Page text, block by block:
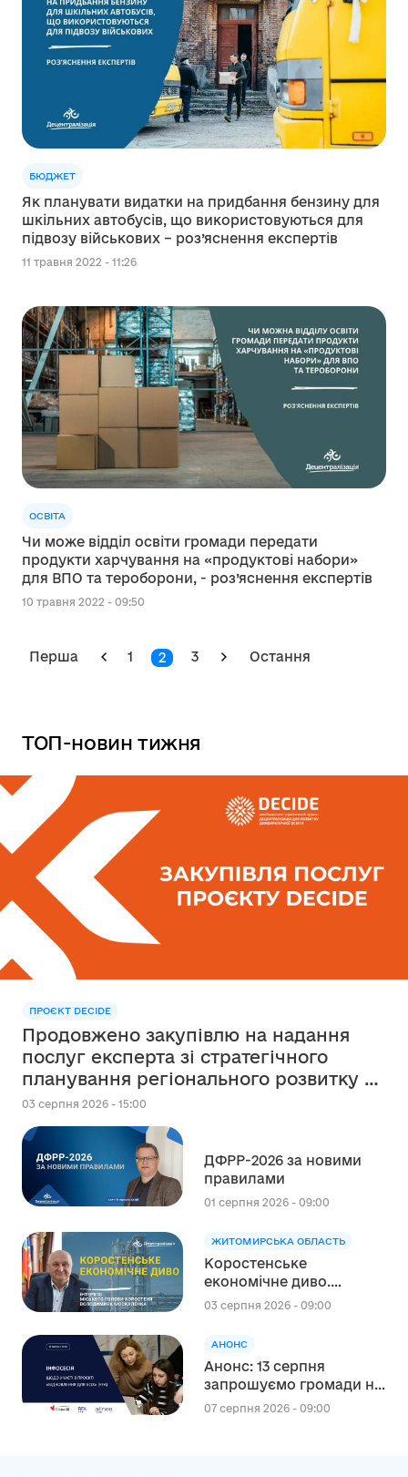
БЮДЖЕТ
Як планувати видатки на придбання бензину для
шкільних автобусів, що використовуються для
підвозу військових – роз’яснення експертів
11 травня 2022 - 11:26
ОСВІТА
Чи може відділ освіти громади передати
продукти харчування на «продуктові набори»
для ВПО та тероборони, - роз’яснення експертів
10 травня 2022 - 09:50
Перша 1 2 3 Остання
ТОП-новин тижня
ПРОЄКТ DECIDE
Продовжено закупівлю на надання
послуг експерта зі стратегічного
планування регіонального розвитку в
сфері освіти в межах реалізації
Швейцарсько-українського Проєкту
DECIDE
03 серпня 2026 - 15:00
ДФРР-2026 за новими
правилами
01 серпня 2026 - 09:00
ЖИТОМИРСЬКА ОБЛАСТЬ
Коростенське
економічне диво.
Інтерв’ю міського голови
03 серпня 2026 - 09:00
АНОНС
Анонс: 13 серпня
запрошуємо громади на
інформаційну сесію
07 серпня 2026 - 09:00